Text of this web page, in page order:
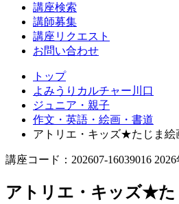
講座検索
講師募集
講座リクエスト
お問い合わせ
トップ
よみうりカルチャー川口
ジュニア・親子
作文・英語・絵画・書道
アトリエ・キッズ★たじま絵
講座コード：202607-16039016
アトリエ・キッズ★た